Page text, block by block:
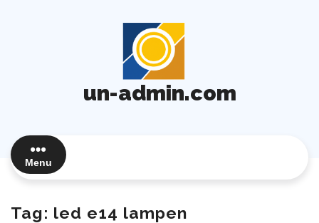
un-admin.com
Menu
Tag: led e14 lampen